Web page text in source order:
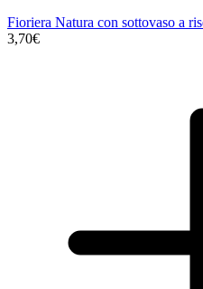
Fioriera Natura con sottovaso a
3,70€